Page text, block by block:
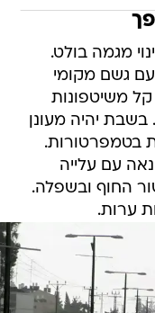
מגמה בולט.
עם גשם מקומי
משיטפונות
יהיה מעונן
בטמפרטורות.
עם עלייה
החוף ובשפלה.
ערות.